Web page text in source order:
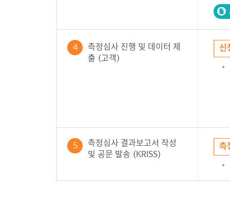
4
측정심사 진행 및 데이터 제
출 (고객)
신
5
측정심사 결과보고서 작성
및 공문 발송 (KRISS)
측